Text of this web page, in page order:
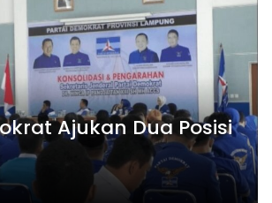
Ajukan Dua Posisi